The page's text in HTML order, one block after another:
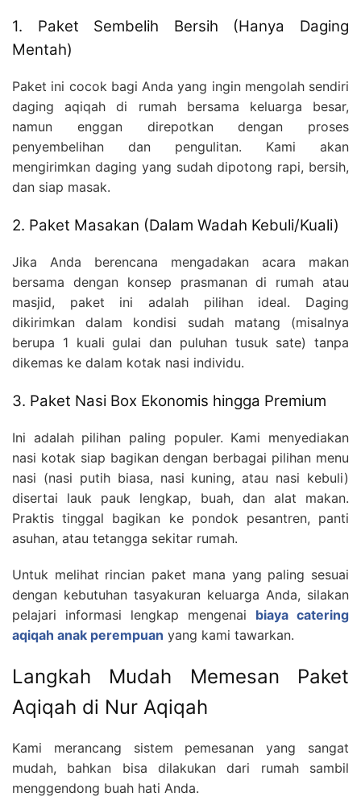
1. Paket Sembelih Bersih (Hanya Daging
Mentah)
Paket ini cocok bagi Anda yang ingin mengolah sendiri
daging aqiqah di rumah bersama keluarga besar,
namun enggan direpotkan dengan proses
penyembelihan dan pengulitan. Kami akan
mengirimkan daging yang sudah dipotong rapi, bersih,
dan siap masak.
2. Paket Masakan (Dalam Wadah Kebuli/Kuali)
Jika Anda berencana mengadakan acara makan
bersama dengan konsep prasmanan di rumah atau
masjid, paket ini adalah pilihan ideal. Daging
dikirimkan dalam kondisi sudah matang (misalnya
berupa 1 kuali gulai dan puluhan tusuk sate) tanpa
dikemas ke dalam kotak nasi individu.
3. Paket Nasi Box Ekonomis hingga Premium
Ini adalah pilihan paling populer. Kami menyediakan
nasi kotak siap bagikan dengan berbagai pilihan menu
nasi (nasi putih biasa, nasi kuning, atau nasi kebuli)
disertai lauk pauk lengkap, buah, dan alat makan.
Praktis tinggal bagikan ke pondok pesantren, panti
asuhan, atau tetangga sekitar rumah.
Untuk melihat rincian paket mana yang paling sesuai
dengan kebutuhan tasyakuran keluarga Anda, silakan
pelajari informasi lengkap mengenai biaya catering
aqiqah anak perempuan yang kami tawarkan.
Langkah Mudah Memesan Paket
Aqiqah di Nur Aqiqah
Kami merancang sistem pemesanan yang sangat
mudah, bahkan bisa dilakukan dari rumah sambil
menggendong buah hati Anda.